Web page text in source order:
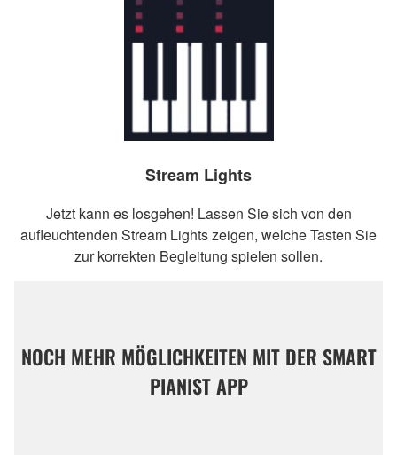
Stream Lights
Jetzt kann es losgehen! Lassen Sie sich von den
aufleuchtenden Stream Lights zeigen, welche Tasten Sie
zur korrekten Begleitung spielen sollen.
NOCH MEHR MÖGLICHKEITEN MIT DER SMART
PIANIST APP